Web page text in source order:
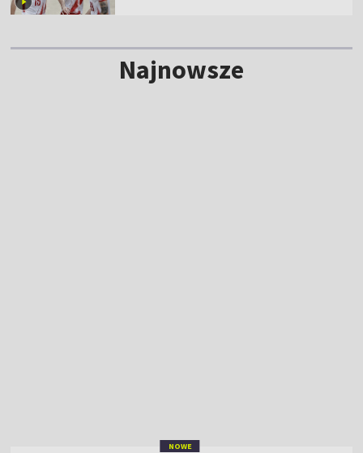
Najnowsze
NOWE